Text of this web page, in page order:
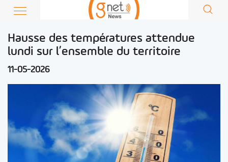
Hausse des températures attendue
lundi sur l’ensemble du territoire
11-05-2026